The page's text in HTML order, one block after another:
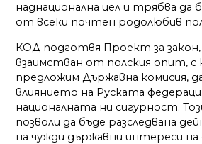
наднационална цел и трябва да
от всеки почтен родолюбив
КОД подготвя Проект за
взаимстван от полския опит,
предложим Държавна комисия,
влиянието на Руската
националната ни сигурност.
позволи да бъде разследвана
на чужди държавни интереси на